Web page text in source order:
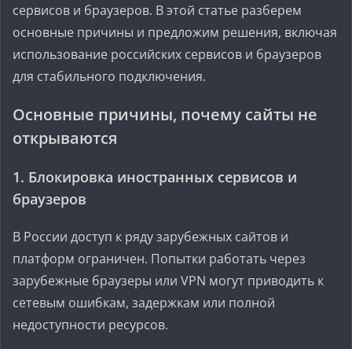
сервисов и браузеров. В этой статье разберем
основные причины и предложим решения, включая
использование российских сервисов и браузеров
для стабильного подключения.
Основные причины, почему сайты не
открываются
1. Блокировка иностранных сервисов и
браузеров
В России доступ к ряду зарубежных сайтов и
платформ ограничен. Попытки работать через
зарубежные браузеры или VPN могут приводить к
сетевым ошибкам, задержкам или полной
недоступности ресурсов.